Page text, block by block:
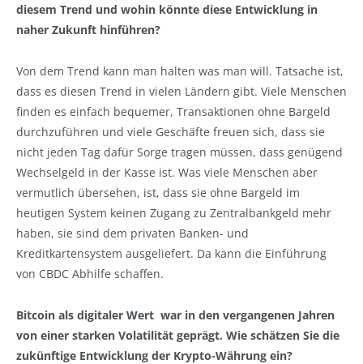
diesem Trend und wohin könnte diese Entwicklung in
naher Zukunft hinführen?
Von dem Trend kann man halten was man will. Tatsache ist,
dass es diesen Trend in vielen Ländern gibt. Viele Menschen
finden es einfach bequemer, Transaktionen ohne Bargeld
durchzuführen und viele Geschäfte freuen sich, dass sie
nicht jeden Tag dafür Sorge tragen müssen, dass genügend
Wechselgeld in der Kasse ist. Was viele Menschen aber
vermutlich übersehen, ist, dass sie ohne Bargeld im
heutigen System keinen Zugang zu Zentralbankgeld mehr
haben, sie sind dem privaten Banken- und
Kreditkartensystem ausgeliefert. Da kann die Einführung
von CBDC Abhilfe schaffen.
Bitcoin als digitaler Wert war in den vergangenen Jahren
von einer starken Volatilität geprägt. Wie schätzen Sie die
zukünftige Entwicklung der Krypto-Währung ein?